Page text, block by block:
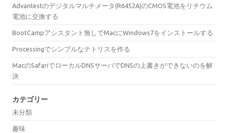
Advantestのデジタルマルチメータ(R6452A)のCMOS電池をリチウム
電池に交換する
BootCampアシスタント無しでMacにWindows7をインストールする
Processingでシンプルなテトリスを作る
MacのSafariでローカルDNSサーバでDNSの上書きができないのを解
決
カテゴリー
未分類
趣味